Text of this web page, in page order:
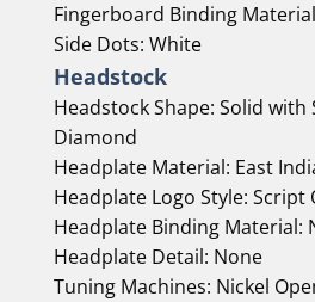
Fingerboard Binding
Side Dots: White
Headstock
Headstock Shape: Solid with
Diamond
Headplate Material: East
Headplate Logo Style: Script
Headplate Binding Material:
Headplate Detail: None
Tuning Machines: Nickel